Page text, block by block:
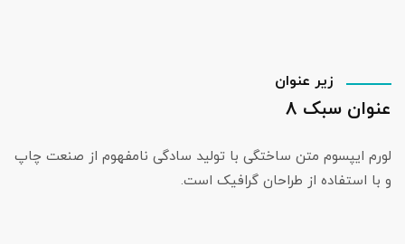
زیر عنوان
عنوان سبک 8
لورم ایپسوم متن ساختگی با تولید سادگی نامفهوم از صنعت چاپ
و با استفاده از طراحان گرافیک است.